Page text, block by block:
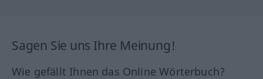
Sagen Sie uns Ihre Meinung!
Wie gefällt Ihnen das Online Wörterbuch?